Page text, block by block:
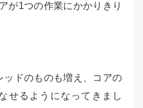
が1つの作業にかかりきり
ッドのものも増え、コアの
せるようになってきまし